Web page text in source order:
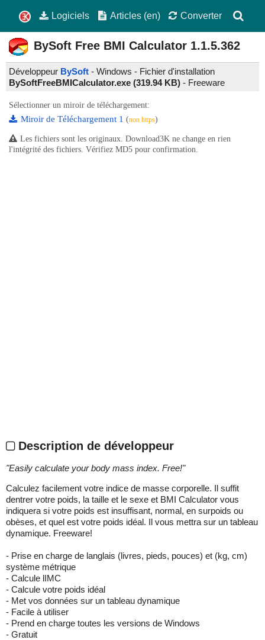
Logiciels Articles (en) Converter
BySoft Free BMI Calculator 1.1.5.362
Développeur BySoft - Windows - Fichier d'installation
BySoftFreeBMICalculator.exe (319.94 KB) - Freeware
Sélectionner un miroir de téléchargement:
Miroir de Téléchargement 1 (non https)
Les fichiers sont les originaux. Download3K ne change en rien
l'intégrité des fichiers. Vérifiez MD5 pour confirmation.
Description de développeur
"Easily calculate your body mass index. Free!"
Calculez facilement votre indice de masse corporelle. Il suffit
dentrer votre poids, la taille et le sexe et BMI Calculator vous
indiquera si votre poids est insuffisant, normal, en surpoids ou
obèses, et quel est votre poids idéal. Il vous mettra sur un tableau
dynamique. Freeware!
- Prise en charge de langlais (livres, pieds, pouces) et (kg, cm)
système métrique
- Calcule lIMC
- Calcule votre poids idéal
- Met vos données sur un tableau dynamique
- Facile à utiliser
- Prend en charge toutes les versions de Windows
- Gratuit